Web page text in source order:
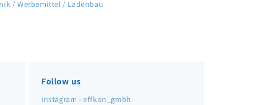
/ Werbemittel / Ladenbau
Follow us
instagram - effkon_gmbh